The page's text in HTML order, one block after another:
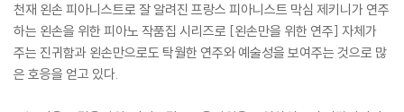
천재 왼손 피아니스트로 잘 알려진 프랑스 피아니스트 막심 제키니가 연주
하는 왼손을 위한 피아노 작품집 시리즈로 [왼손만을 위한 연주] 자체가
주는 진귀함과 왼손만으로도 탁월한 연주와 예술성을 보여주는 것으로 많
은 호응을 얻고 있다.